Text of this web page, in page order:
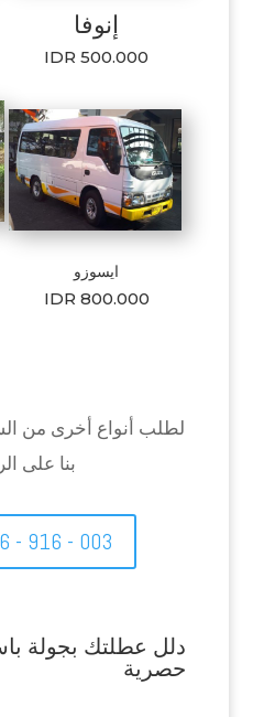
إنوفا
IDR 500.000
ايسوزو
IDR 800.000
لطلب أنواع أخرى من
بنا على
- 916 - 003
دلل عطلتك بجولة
حصرية